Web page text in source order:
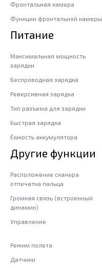
Фронтальная камера
Функции фронтальной камеры
Питание
Максимальная мощность
зарядки
Беспроводная зарядка
Реверсивная зарядка
Тип разъема для зарядки
Быстрая зарядка
Ёмкость аккумулятора
Другие функции
Расположение сканера
отпечатка пальца
Громкая связь (встроенный
динамик)
Управление
Режим полета
Датчики